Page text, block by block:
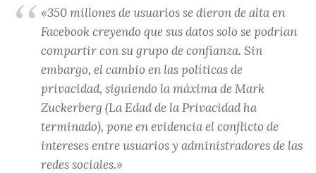
«350 millones de usuarios se dieron de alta en
Facebook creyendo que sus datos solo se podrían
compartir con su grupo de confianza. Sin
embargo, el cambio en las políticas de
privacidad, siguiendo la máxima de Mark
Zuckerberg (La Edad de la Privacidad ha
terminado), pone en evidencia el conflicto de
intereses entre usuarios y administradores de las
redes sociales.»